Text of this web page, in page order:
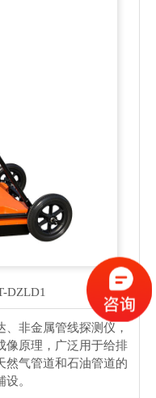
DZLD1
非金属管线探测仪，
像原理，广泛用于给排
然气管道和石油管道的
。